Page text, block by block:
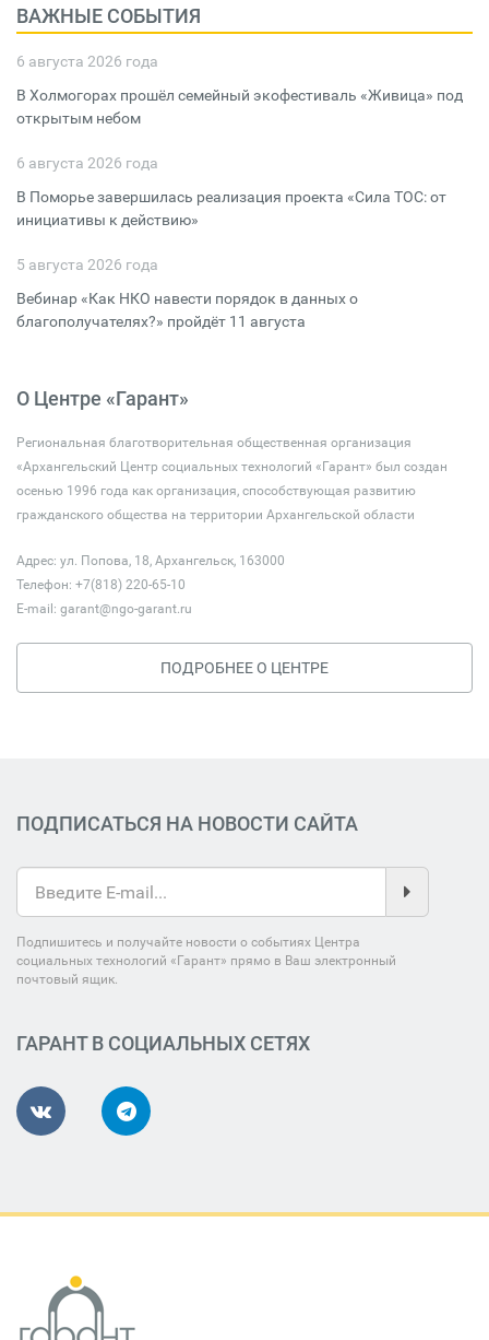
ВАЖНЫЕ СОБЫТИЯ
6 августа 2026 года
В Холмогорах прошёл семейный экофестиваль «Живица» под
открытым небом
6 августа 2026 года
В Поморье завершилась реализация проекта «Сила ТОС: от
инициативы к действию»
5 августа 2026 года
Вебинар «Как НКО навести порядок в данных о
благополучателях?» пройдёт 11 августа
О Центре «Гарант»
Региональная благотворительная общественная организация
«Архангельский Центр социальных технологий «Гарант» был создан
осенью 1996 года как организация, способствующая развитию
гражданского общества на территории Архангельской области
Адрес: ул. Попова, 18, Архангельск, 163000
Телефон: +7(818) 220-65-10
E-mail: garant@ngo-garant.ru
ПОДРОБНЕЕ О ЦЕНТРЕ
ПОДПИСАТЬСЯ НА НОВОСТИ САЙТА
Подпишитесь и получайте новости о событиях Центра
социальных технологий «Гарант» прямо в Ваш электронный
почтовый ящик.
ГАРАНТ В СОЦИАЛЬНЫХ СЕТЯХ